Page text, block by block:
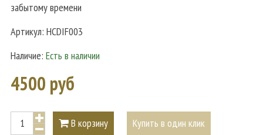
забытому времени
Артикул: HCDIF003
Наличие: Есть в наличии
4500 руб
В корзину Купить в один клик